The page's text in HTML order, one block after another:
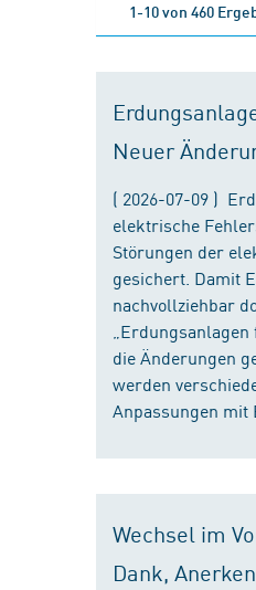
1-10 von 460
Neuer
( 2026-07-09 )
elektrische
Störungen der
gesichert. Damit
nachvollziehbar
die Änderungen
werden
Anpassungen mit
Wechsel im
Dank,